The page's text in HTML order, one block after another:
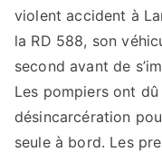
violent accident à
la RD 588, son
second avant de
Les pompiers ont
désincarcération
seule à bord. Les